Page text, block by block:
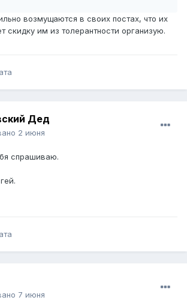
возмущаются в своих постах, что их
им из толерантности организую.
Дед
2 июня
спрашиваю.
7 июня